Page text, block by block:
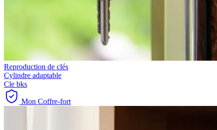
Reproduction de clés
Cylindre adaptable
Cle bks
Mon Coffre-fort